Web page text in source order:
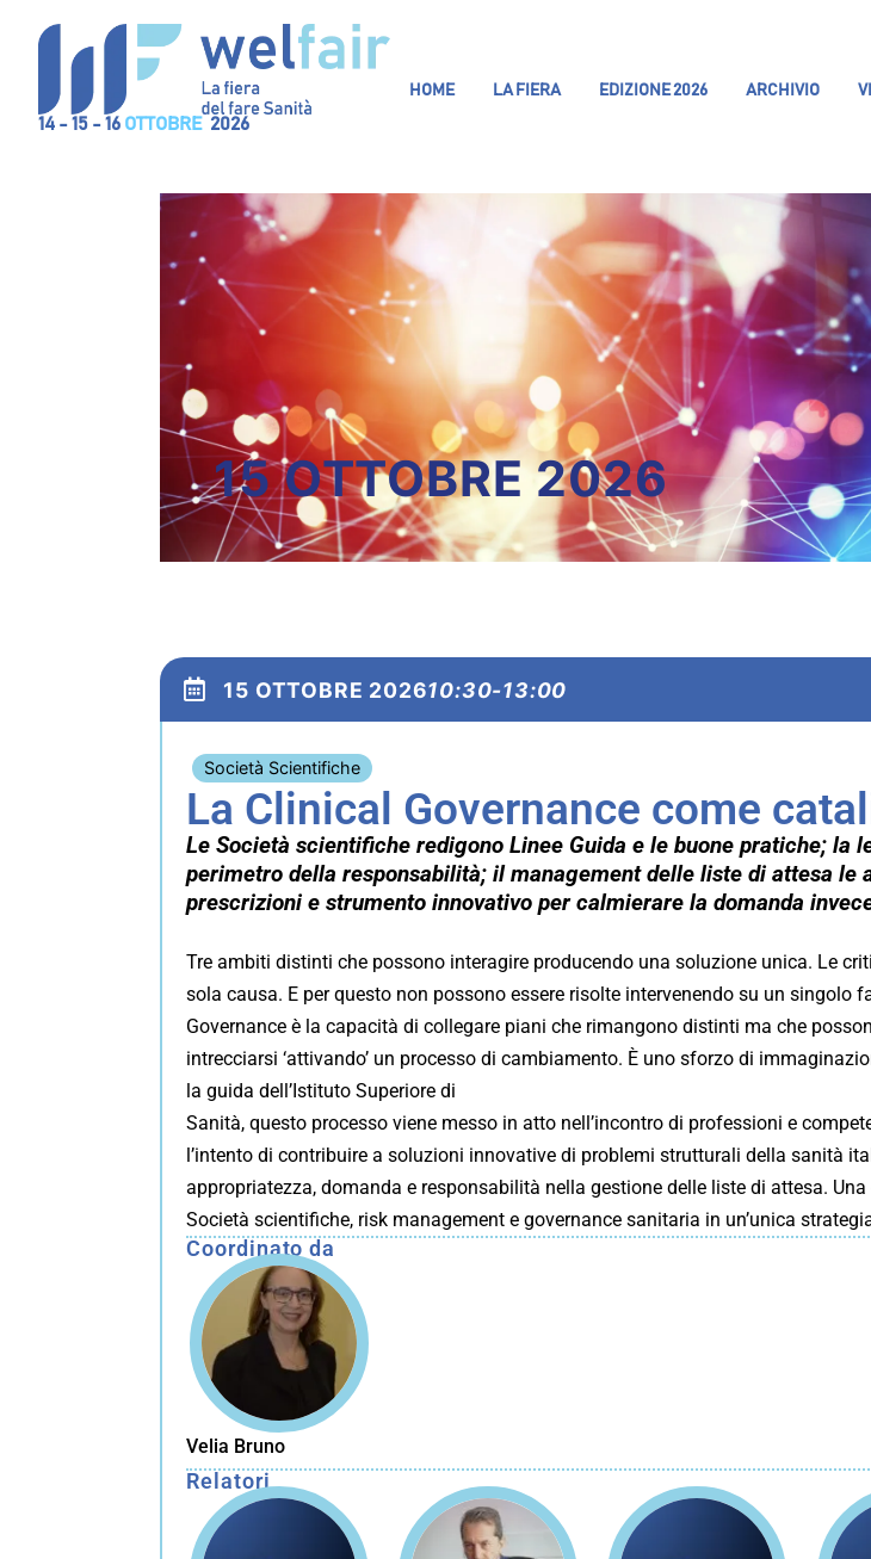
14 - 15 - 16 OTTOBRE 2026
HOME LA FIERA EDIZIONE 2026 ARCHIVIO
15 OTTOBRE 2026
15 OTTOBRE 202610:30-13:00
Società Scientifiche
La Clinical Governance come
Le Società scientifiche redigono Linee Guida e le buone pratiche;
perimetro della responsabilità; il management delle liste di attesa le
prescrizioni e strumento innovativo per calmierare la domanda
Tre ambiti distinti che possono interagire producendo una soluzione unica. Le
sola causa. E per questo non possono essere risolte intervenendo su un singolo
Governance è la capacità di collegare piani che rimangono distinti ma che
intrecciarsi ‘attivando’ un processo di cambiamento. È uno sforzo di
la guida dell’Istituto Superiore di
Sanità, questo processo viene messo in atto nell’incontro di professioni e
l’intento di contribuire a soluzioni innovative di problemi strutturali della sanità
appropriatezza, domanda e responsabilità nella gestione delle liste di attesa.
Società scientifiche, risk management e governance sanitaria in un’unica
Coordinato da
Velia Bruno
Relatori